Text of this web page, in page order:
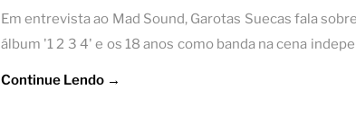
Em entrevista ao Mad Sound, Garotas Suecas fala
álbum '1 2 3 4' e os 18 anos como banda na cena
Continue Lendo →